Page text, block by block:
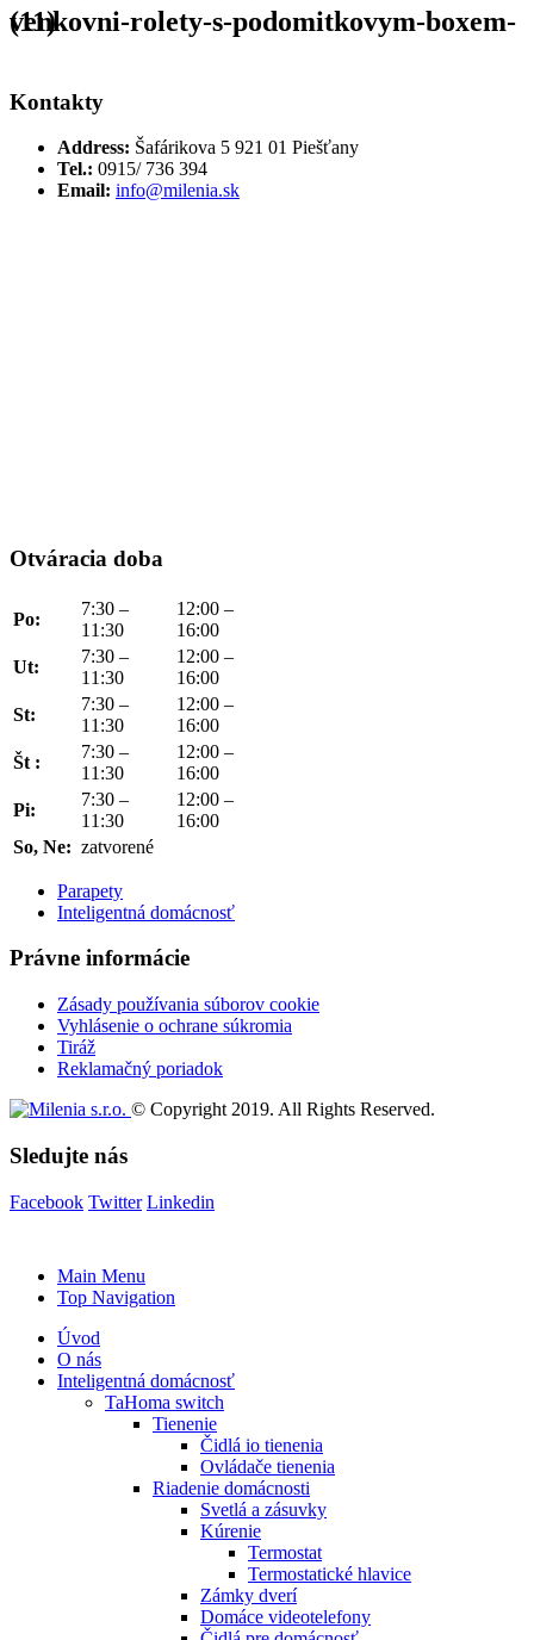
venkovni-rolety-s-podomitkovym-boxem-(11)
Kontakty
Address: Šafárikova 5 921 01 Piešťany
Tel.: 0915/ 736 394
Email: info@milenia.sk
Otváracia doba
Po:
7:30 –
11:30
12:00 –
16:00
Ut:
7:30 –
11:30
12:00 –
16:00
St:
7:30 –
11:30
12:00 –
16:00
Št :
7:30 –
11:30
12:00 –
16:00
Pi:
7:30 –
11:30
12:00 –
16:00
So, Ne: zatvorené
Parapety
Inteligentná domácnosť
Právne informácie
Zásady používania súborov cookie
Vyhlásenie o ochrane súkromia
Tiráž
Reklamačný poriadok
© Copyright 2019. All Rights Reserved.
Sledujte nás
Facebook Twitter Linkedin
Main Menu
Top Navigation
Úvod
O nás
Inteligentná domácnosť
TaHoma switch
Tienenie
Čidlá io tienenia
Ovládače tienenia
Riadenie domácnosti
Svetlá a zásuvky
Kúrenie
Termostat
Termostatické hlavice
Zámky dverí
Domáce videotelefony